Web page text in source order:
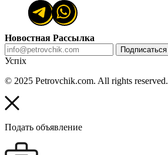
Новостная Рассылка
Подписаться
Успіх
© 2025 Petrovchik.com. All rights reserved.
Подать объявление